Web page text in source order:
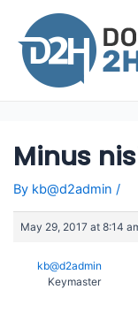
content
Minus
By kb@d2admin /
May 29, 2017 at 8:14
kb@d2admin
Keymaster